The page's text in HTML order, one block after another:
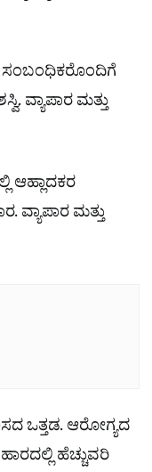
ಸಂಬಂಧಿಕರೊಂದಿಗೆ
ವ್ಯಾಪಾರ ಮತ್ತು
ಆಹ್ಲಾದಕರ
ವ್ಯಾಪಾರ ಮತ್ತು
ಒತ್ತಡ. ಆರೋಗ್ಯದ
ಹೆಚ್ಚುವರಿ